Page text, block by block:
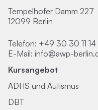
Tempelhofer Damm 227
12099 Berlin
Telefon: +49 30 30 11
E-Mail: info@awp-
Kursangebot
ADHS und Autismus
DBT